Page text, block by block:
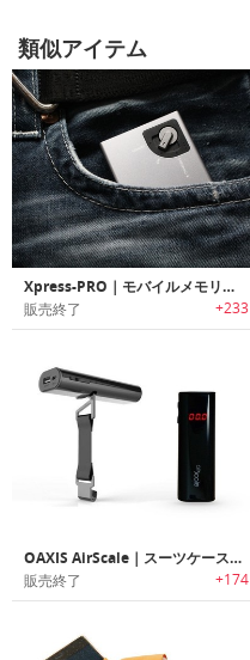
類似アイテム
Xpress-PRO｜モバイルメモリー/充電ステーション「エクスプレスプロ」
販売終了 +233
OAXIS AirScale｜スーツケースの重量が計れるスケール機能内蔵モバイルバッテリー「オアシス エアスケール」
販売終了 +174